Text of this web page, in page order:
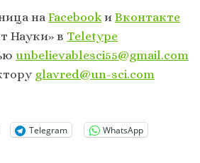
наFacebookиВконтакте
Науки» в Тeletype
unbelievablesci55@gmail.com
glavred@un-sci.com
Telegram WhatsApp